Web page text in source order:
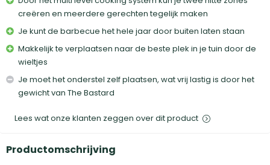
creëren en meerdere gerechten tegelijk maken
Je kunt de barbecue het hele jaar door buiten laten staan
Makkelijk te verplaatsen naar de beste plek in je tuin door de
wieltjes
Je moet het onderstel zelf plaatsen, wat vrij lastig is door het
gewicht van The Bastard
Lees wat onze klanten zeggen over dit product
Productomschrijving